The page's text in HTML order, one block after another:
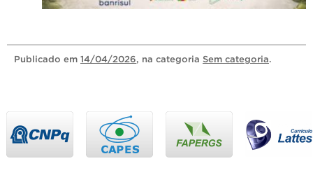
Publicado em 14/04/2026, na categoria Sem categoria.